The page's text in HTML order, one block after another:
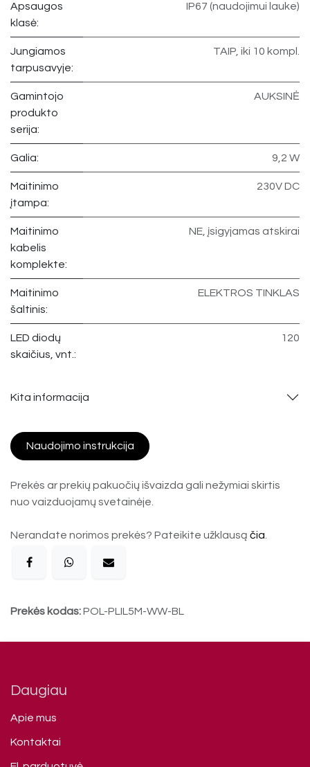
Apsaugos
klasė:
IP67 (naudojimui lauke)
Jungiamos
tarpusavyje:
TAIP, iki 10 kompl.
Gamintojo
produkto
serija:
AUKSINĖ
Galia: 9,2 W
Maitinimo
įtampa:
230V DC
Maitinimo
kabelis
komplekte:
NE, įsigyjamas atskirai
Maitinimo
šaltinis:
ELEKTROS TINKLAS
LED diodų
skaičius, vnt.:
120
Kita informacija
Naudojimo instrukcija
Prekės ar prekių pakuočių išvaizda gali nežymiai skirtis
nuo vaizduojamų svetainėje.
Nerandate norimos prekės? Pateikite užklausą čia
Prekės kodas:POL-PLIL5M-WW-BL
Daugiau
Apie mus
Kontaktai